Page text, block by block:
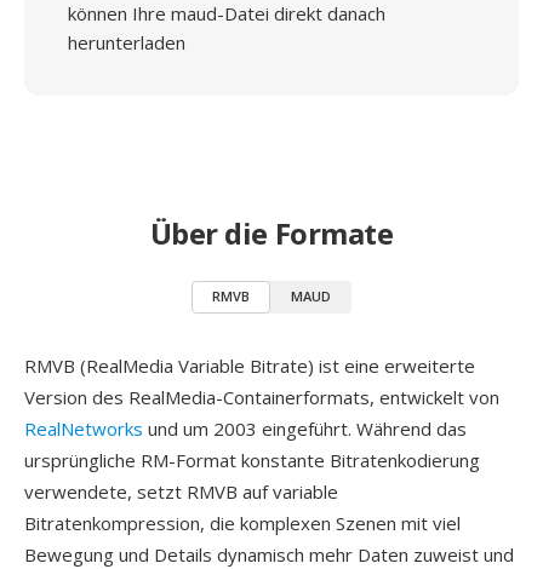
können Ihre maud-Datei direkt danach
herunterladen
Über die Formate
RMVB MAUD
RMVB (RealMedia Variable Bitrate) ist eine erweiterte
Version des RealMedia-Containerformats, entwickelt von
RealNetworks und um 2003 eingeführt. Während das
ursprüngliche RM-Format konstante Bitratenkodierung
verwendete, setzt RMVB auf variable
Bitratenkompression, die komplexen Szenen mit viel
Bewegung und Details dynamisch mehr Daten zuweist und